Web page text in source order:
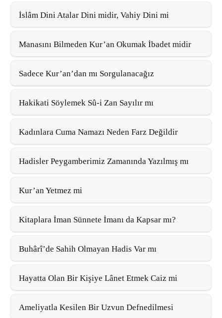
İslâm Dini Atalar Dini midir, Vahiy Dini mi
Manasını Bilmeden Kur’an Okumak İbadet midir
Sadece Kur’an’dan mı Sorgulanacağız
Hakikati Söylemek Sû-i Zan Sayılır mı
Kadınlara Cuma Namazı Neden Farz Değildir
Hadisler Peygamberimiz Zamanında Yazılmış mı
Kur’an Yetmez mi
Kitaplara İman Sünnete İmanı da Kapsar mı?
Buhârî’de Sahih Olmayan Hadis Var mı
Hayatta Olan Bir Kişiye Lânet Etmek Caiz mi
Ameliyatla Kesilen Bir Uzvun Defnedilmesi